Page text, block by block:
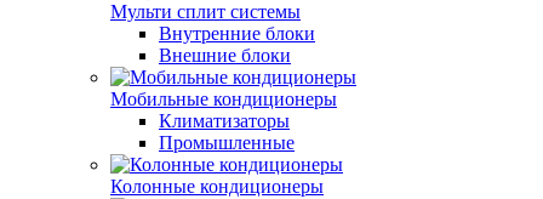
Мульти сплит системы
Внутренние блоки
Внешние блоки
Мобильные кондиционеры
Климатизаторы
Промышленные
Колонные кондиционеры